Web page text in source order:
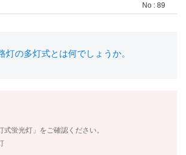
No : 89
灯の多灯式とは何でしょうか。
式蛍光灯」をご確認ください。